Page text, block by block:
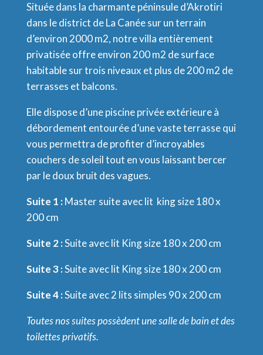
Située dans la charmante péninsule d’Akrotiri
dans le district de La Canée sur un terrain
d’environ 2000 m2, notre villa entièrement
privatisée offre environ 200 m2 de surface
habitable sur trois niveaux et plus de 200 m2 de
terrasses et balcons.
Elle dispose d’une piscine privée extérieure à
débordement entourée d’une vaste terrasse qui
vous permettra de profiter d’incroyables
couchers de soleil tout en vous laissant bercer
par le doux bruit des vagues.
Suite 1 : Master suite avec lit king size 180 x
200 cm
Suite 2 :Suite avec lit King size 180 x 200 cm
Suite 3 :Suite avec lit King size 180 x 200 cm
Suite 4 :Suite avec 2 lits simples 90 x 200 cm
Toutes nos suites possèdent une salle de bain et des
toilettes privatifs.